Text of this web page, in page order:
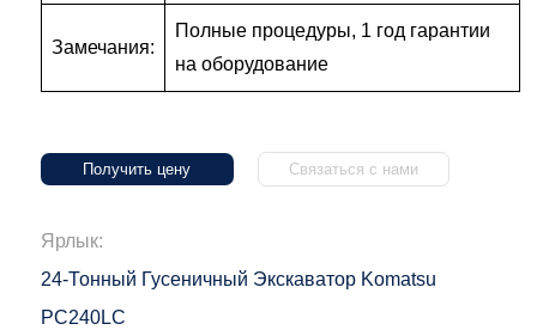
Замечания:
Полные процедуры, 1 год гарантии
на оборудование
Получить цену Связаться с нами
Ярлык:
24-Тонный Гусеничный Экскаватор Komatsu
PC240LC